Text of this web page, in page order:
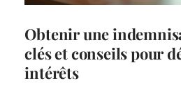
Obtenir une
clés et conseils pour
intérêts